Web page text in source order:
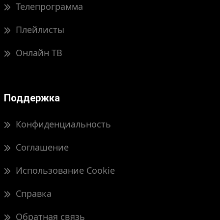
Телепрограмма
Плейлисты
Онлайн ТВ
Поддержка
Конфиденциальность
Соглашение
Использование Cookie
Справка
Обратная связь